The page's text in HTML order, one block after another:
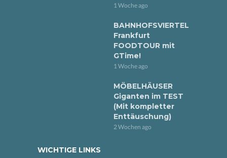
1 Woche ago
BAHNHOFSVIERTEL
Frankfurt
FOODTOUR mit
GTime!
1 Woche ago
MÖBELHÄUSER
Giganten im TEST
(Mit kompletter
Enttäuschung)
2 Wochen ago
WICHTIGE LINKS